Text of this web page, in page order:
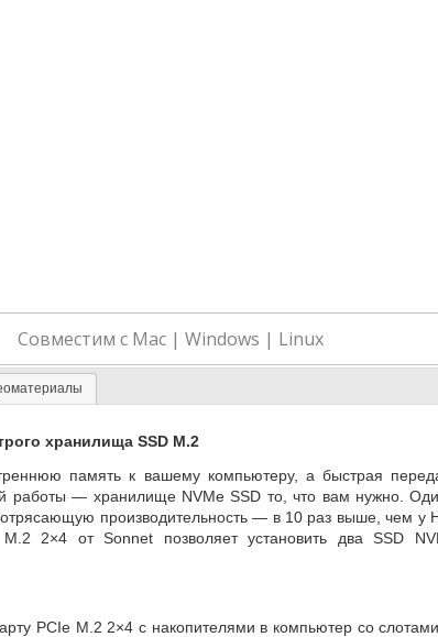
Совместим с Mac | Windows | Linux
хранилища SSD M.2
память к вашему компьютеру,
а быстрая
работы — хранилище NVMe SSD то, что вам нужно.
производительность — в 10 раз выше, чем у
2×4 от Sonnet позволяет установить два SSD
PCIe M.2 2×4 с накопителями в компьютер со